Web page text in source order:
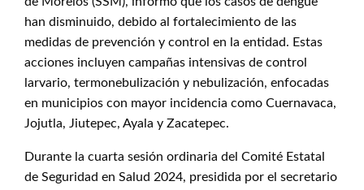
han disminuido, debido al fortalecimiento de las
medidas de prevención y control en la entidad. Estas
acciones incluyen campañas intensivas de control
larvario, termonebulización y nebulización, enfocadas
en municipios con mayor incidencia como Cuernavaca,
Jojutla, Jiutepec, Ayala y Zacatepec.
Durante la cuarta sesión ordinaria del Comité Estatal
de Seguridad en Salud 2024, presidida por el secretario